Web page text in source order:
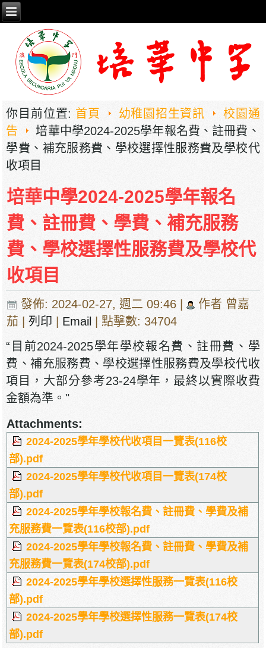
你目前位置: 首頁 幼稚園招生資訊
校園通
告
培華中學2024-2025學年報名費、註冊費、
學費、補充服務費、學校選擇性服務費及學校代
收項目
培華中學2024-2025學年報名
費、註冊費、學費、補充服務
費、學校選擇性服務費及學校代
收項目
發佈: 2024-02-27, 週二 09:46 |
作者 曾嘉
茄 |列印 Email
| 點擊數: 34704
“目前2024-2025學年學校報名費、註冊費、學
費、補充服務費、學校選擇性服務費及學校代收
項目，大部分參考23-24學年，最終以實際收費
金額為準。"
Attachments:
2024-2025學年學校代收項目一覽表(116校
部).pdf
2024-2025學年學校代收項目一覽表(174校
部).pdf
2024-2025學年學校報名費、註冊費、學費及補
充服務費一覽表(116校部).pdf
2024-2025學年學校報名費、註冊費、學費及補
充服務費一覽表(174校部).pdf
2024-2025學年學校選擇性服務一覽表(116校
部).pdf
2024-2025學年學校選擇性服務一覽表(174校
部).pdf